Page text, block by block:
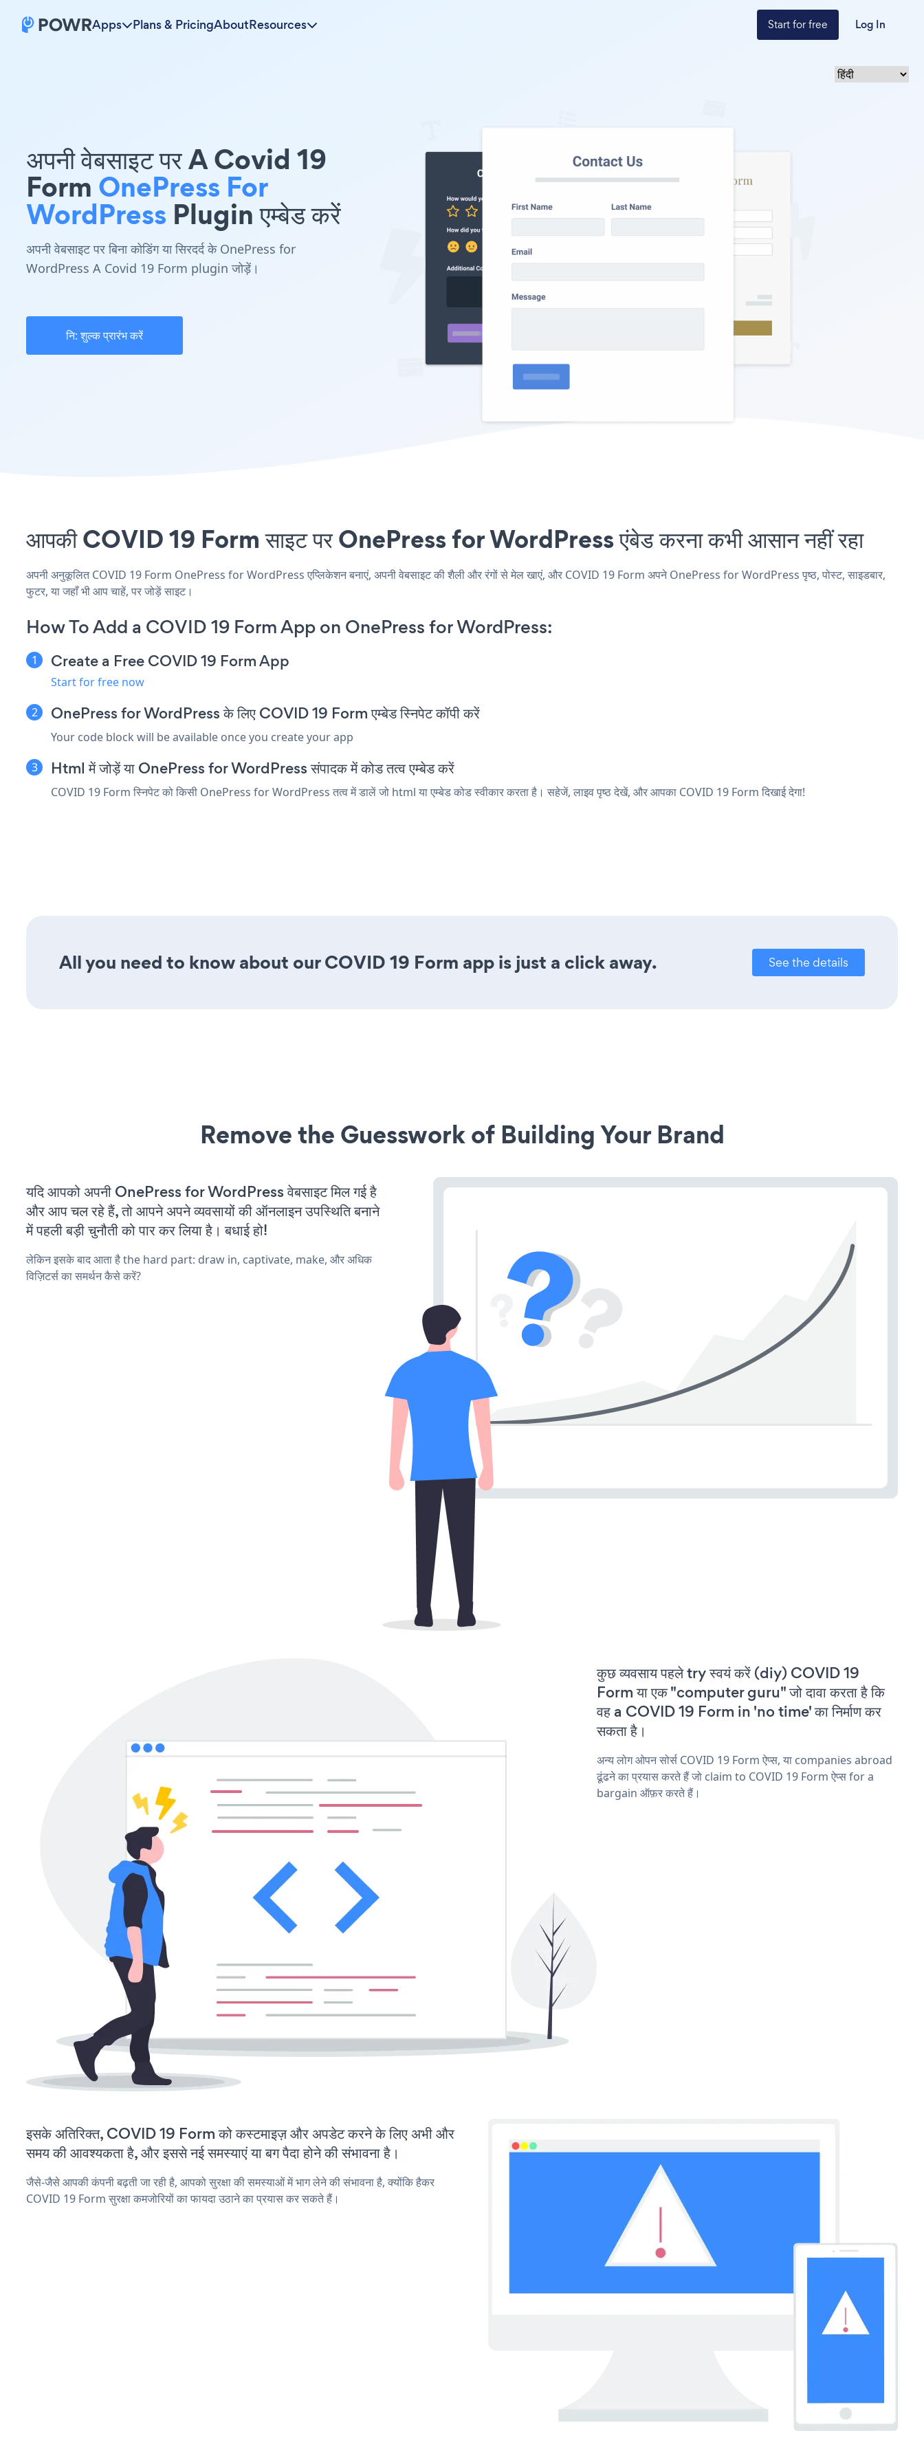
Apps Plans & PricingAboutResources Start for free Log In
अपनी वेबसाइट पर A Covid 19
Form OnePress For
WordPress Plugin एम्बेड करें
अपनी वेबसाइट पर बिना कोडिंग या सिरदर्द के OnePress for
WordPress A Covid 19 Form plugin जोड़ें।
नि: शुल्क प्रारंभ करें
आपकी COVID 19 Form साइट पर OnePress for WordPress एंबेड करना कभी आसान नहीं रहा
अपनी अनुकूलित COVID 19 Form OnePress for WordPress एप्लिकेशन बनाएं, अपनी वेबसाइट की शैली और रंगों से मेल खाएं, और COVID 19 Form अपने OnePress for WordPress पृष्ठ, पोस्ट, साइडबार,
फुटर, या जहाँ भी आप चाहें, पर जोड़ें साइट।
How To Add a COVID 19 Form App on OnePress for WordPress:
Create a Free COVID 19 Form App
Start for free now
OnePress for WordPress के लिए COVID 19 Form एम्बेड स्निपेट कॉपी करें
Your code block will be available once you create your app
Html में जोड़ें या OnePress for WordPress संपादक में कोड तत्व एम्बेड करें
COVID 19 Form स्निपेट को किसी OnePress for WordPress तत्व में डालें जो html या एम्बेड कोड स्वीकार करता है। सहेजें, लाइव पृष्ठ देखें, और आपका COVID 19 Form दिखाई देगा!
All you need to know about our COVID 19 Form app is just a click away. See the details
Remove the Guesswork of Building Your Brand
यदि आपको अपनी OnePress for WordPress वेबसाइट मिल गई है
और आप चल रहे हैं, तो आपने अपने व्यवसायों की ऑनलाइन उपस्थिति बनाने
में पहली बड़ी चुनौती को पार कर लिया है। बधाई हो!
लेकिन इसके बाद आता है the hard part: draw in, captivate, make, और अधिक
विज़िटर्स का समर्थन कैसे करें?
कुछ व्यवसाय पहले try स्वयं करें (diy) COVID 19
Form या एक "computer guru" जो दावा करता है कि
वह a COVID 19 Form in 'no time' का निर्माण कर
सकता है।
अन्य लोग ओपन सोर्स COVID 19 Form ऐप्स, या companies abroad
ढूंढने का प्रयास करते हैं जो claim to COVID 19 Form ऐप्स for a
bargain ऑफ़र करते हैं।
इसके अतिरिक्त, COVID 19 Form को कस्टमाइज़ और अपडेट करने के लिए अभी और
समय की आवश्यकता है, और इससे नई समस्याएं या बग पैदा होने की संभावना है।
जैसे-जैसे आपकी कंपनी बढ़ती जा रही है, आपको सुरक्षा की समस्याओं में भाग लेने की संभावना है, क्योंकि हैकर
COVID 19 Form सुरक्षा कमजोरियों का फायदा उठाने का प्रयास कर सकते हैं।